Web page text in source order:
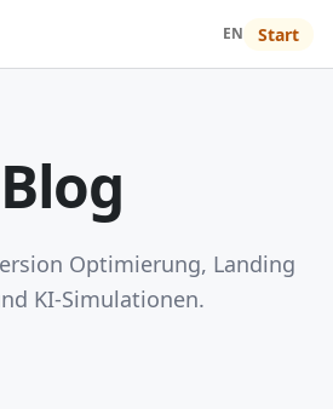
EN Start
Blog
Optimierung, Landing
KI-Simulationen.